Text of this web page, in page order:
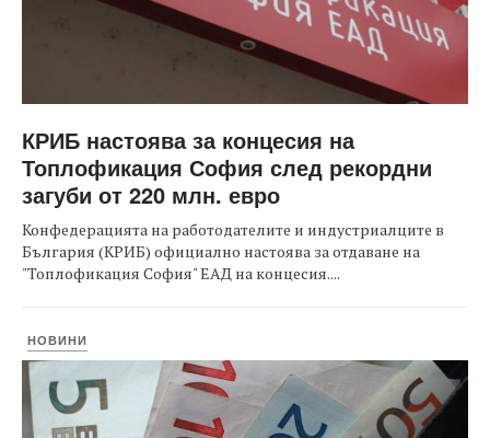
КРИБ настоява за концесия на
Топлофикация София след рекордни
загуби от 220 млн. евро
Конфедерацията на работодателите и индустриалците в
България (КРИБ) официално настоява за отдаване на
"Топлофикация София" ЕАД на концесия....
НОВИНИ